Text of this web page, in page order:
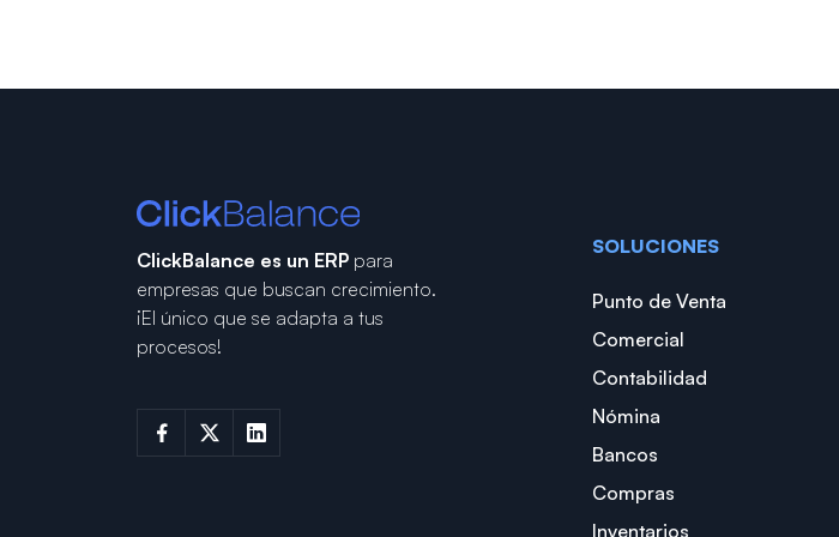
ClickBalance es un ERP para
empresas que buscan crecimiento.
¡El único que se adapta a tus
procesos!
SOLUCIONES
Punto de Venta
Comercial
Contabilidad
Nómina
Bancos
Compras
Inventarios